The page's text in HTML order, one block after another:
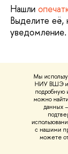
Мы
НИУ ВШЭ и
подробную
можно найти
данных –
с нашими
можете
Нашли
Выделите её,
уведомление.
О ВЫШКЕ
Цифры и факты
Руководство
Устойчивое